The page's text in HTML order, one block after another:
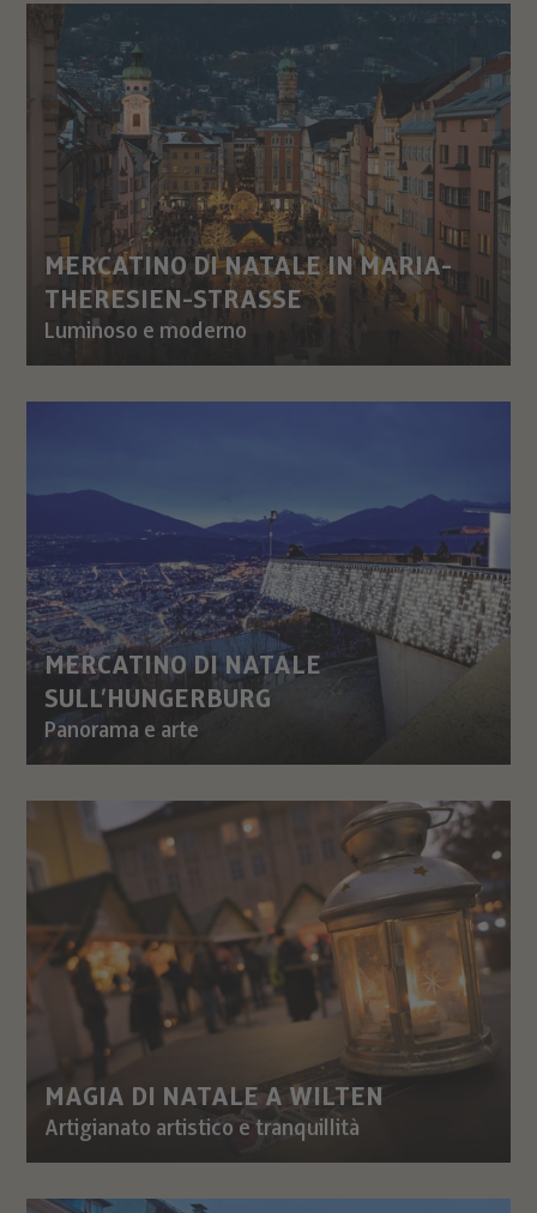
MERCATINO DI NATALE IN MARIA-
THERESIEN-STRASSE
Luminoso e moderno
MERCATINO DI NATALE
SULL’HUNGERBURG
Panorama e arte
MAGIA DI NATALE A WILTEN
Artigianato artistico e tranquillità